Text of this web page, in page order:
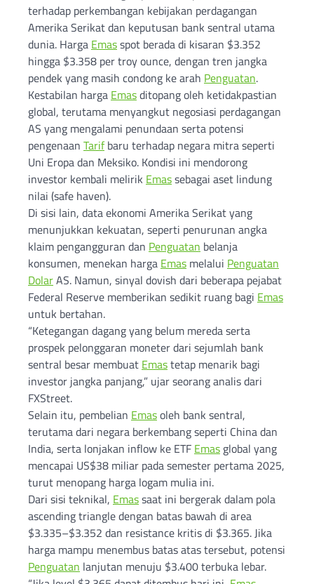
terhadap perkembangan kebijakan perdagangan
Amerika Serikat dan keputusan bank sentral utama
dunia. Harga Emasspot berada di kisaran $3.352
hingga $3.358 per troy ounce, dengan tren jangka
pendek yang masih condong ke arah Penguatan.
Kestabilan harga Emasditopang oleh ketidakpastian
global, terutama menyangkut negosiasi perdagangan
AS yang mengalami penundaan serta potensi
pengenaan Tarifbaru terhadap negara mitra seperti
Uni Eropa dan Meksiko. Kondisi ini mendorong
investor kembali melirik Emassebagai aset lindung
nilai (safe haven).
Di sisi lain, data ekonomi Amerika Serikat yang
menunjukkan kekuatan, seperti penurunan angka
klaim pengangguran dan Penguatan belanja
konsumen, menekan harga Emas melalui Penguatan
DolarAS. Namun, sinyal dovish dari beberapa pejabat
Federal Reserve memberikan sedikit ruang bagi Emas
untuk bertahan.
“Ketegangan dagang yang belum mereda serta
prospek pelonggaran moneter dari sejumlah bank
sentral besar membuat Emastetap menarik bagi
investor jangka panjang,” ujar seorang analis dari
FXStreet.
Selain itu, pembelian Emasoleh bank sentral,
terutama dari negara berkembang seperti China dan
India, serta lonjakan inflow ke ETF Emas global yang
mencapai US$38 miliar pada semester pertama 2025,
turut menopang harga logam mulia ini.
Dari sisi teknikal, Emassaat ini bergerak dalam pola
ascending triangle dengan batas bawah di area
$3.335–$3.352 dan resistance kritis di $3.365. Jika
harga mampu menembus batas atas tersebut, potensi
Penguatan lanjutan menuju $3.400 terbuka lebar.